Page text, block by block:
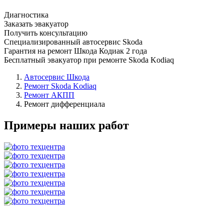
Диагностика
Заказать эвакуатор
Получить консультацию
Специализированный автосервис Skoda
Гарантия на ремонт Шкода Кодиак 2 года
Бесплатный эвакуатор при ремонте Skoda Kodiaq
Автосервис Шкода
Ремонт Skoda Kodiaq
Ремонт АКПП
Ремонт дифференциала
Примеры наших работ